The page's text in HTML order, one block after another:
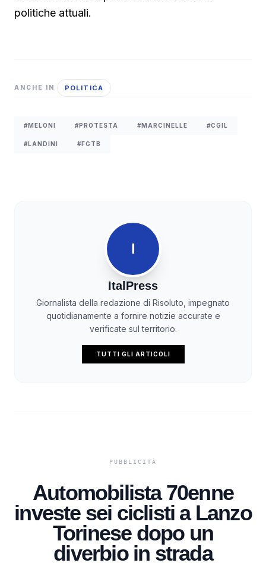
politiche attuali.
ANCHE IN POLITICA
#MELONI #PROTESTA #MARCINELLE #CGIL
#LANDINI #FGTB
I
ItalPress
Giornalista della redazione di Risoluto, impegnato
quotidianamente a fornire notizie accurate e
verificate sul territorio.
TUTTI GLI ARTICOLI
Automobilista 70enne
investe sei ciclisti a Lanzo
Torinese dopo un
diverbio in strada